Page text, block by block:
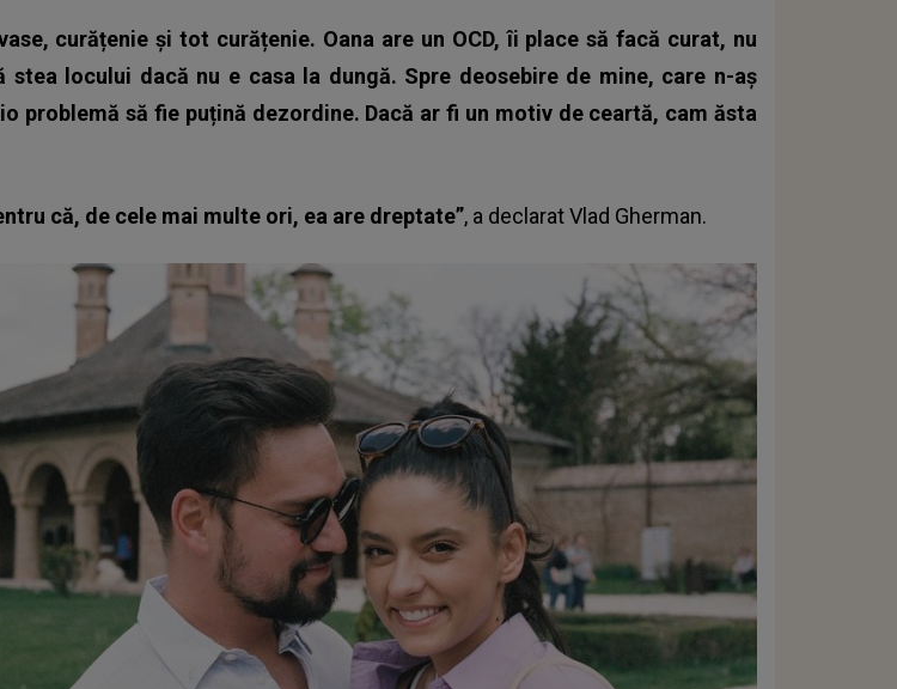
curățenie și tot curățenie. Oana are un OCD, îi place să facă curat, nu
stea locului dacă nu e casa la dungă. Spre deosebire de mine, care n-aș
problemă să fie puțină dezordine. Dacă ar fi un motiv de ceartă, cam ăsta
că, de cele mai multe ori, ea are dreptate”, a declarat Vlad Gherman.